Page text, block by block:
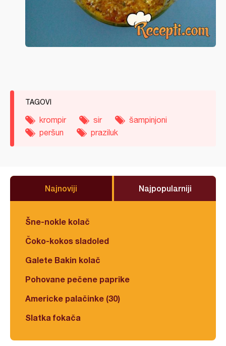
TAGOVI
krompir sir
šampinjoni
peršun
praziluk
Najnoviji Najpopularniji
Šne-nokle kolač
Čoko-kokos sladoled
Galete Bakin kolač
Pohovane pečene paprike
Americke palačinke (30)
Slatka fokača